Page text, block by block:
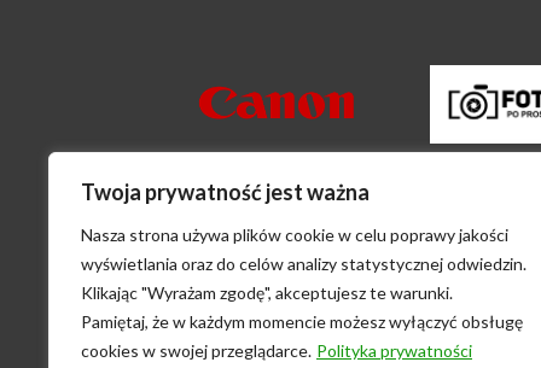
Twoja prywatność jest ważna
Nasza strona używa plików cookie w celu poprawy jakości
wyświetlania oraz do celów analizy statystycznej odwiedzin.
Klikając "Wyrażam zgodę", akceptujesz te warunki.
Pamiętaj, że w każdym momencie możesz wyłączyć obsługę
cookies w swojej przeglądarce. Polityka prywatności